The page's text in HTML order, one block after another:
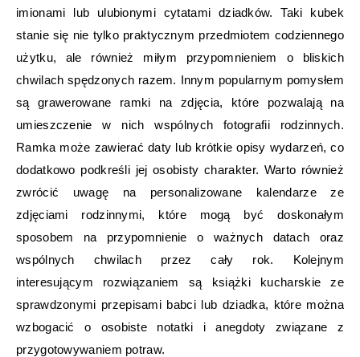
imionami lub ulubionymi cytatami dziadków. Taki kubek
stanie się nie tylko praktycznym przedmiotem codziennego
użytku, ale również miłym przypomnieniem o bliskich
chwilach spędzonych razem. Innym popularnym pomysłem
są grawerowane ramki na zdjęcia, które pozwalają na
umieszczenie w nich wspólnych fotografii rodzinnych.
Ramka może zawierać daty lub krótkie opisy wydarzeń, co
dodatkowo podkreśli jej osobisty charakter. Warto również
zwrócić uwagę na personalizowane kalendarze ze
zdjęciami rodzinnymi, które mogą być doskonałym
sposobem na przypomnienie o ważnych datach oraz
wspólnych chwilach przez cały rok. Kolejnym
interesującym rozwiązaniem są książki kucharskie ze
sprawdzonymi przepisami babci lub dziadka, które można
wzbogacić o osobiste notatki i anegdoty związane z
przygotowywaniem potraw.